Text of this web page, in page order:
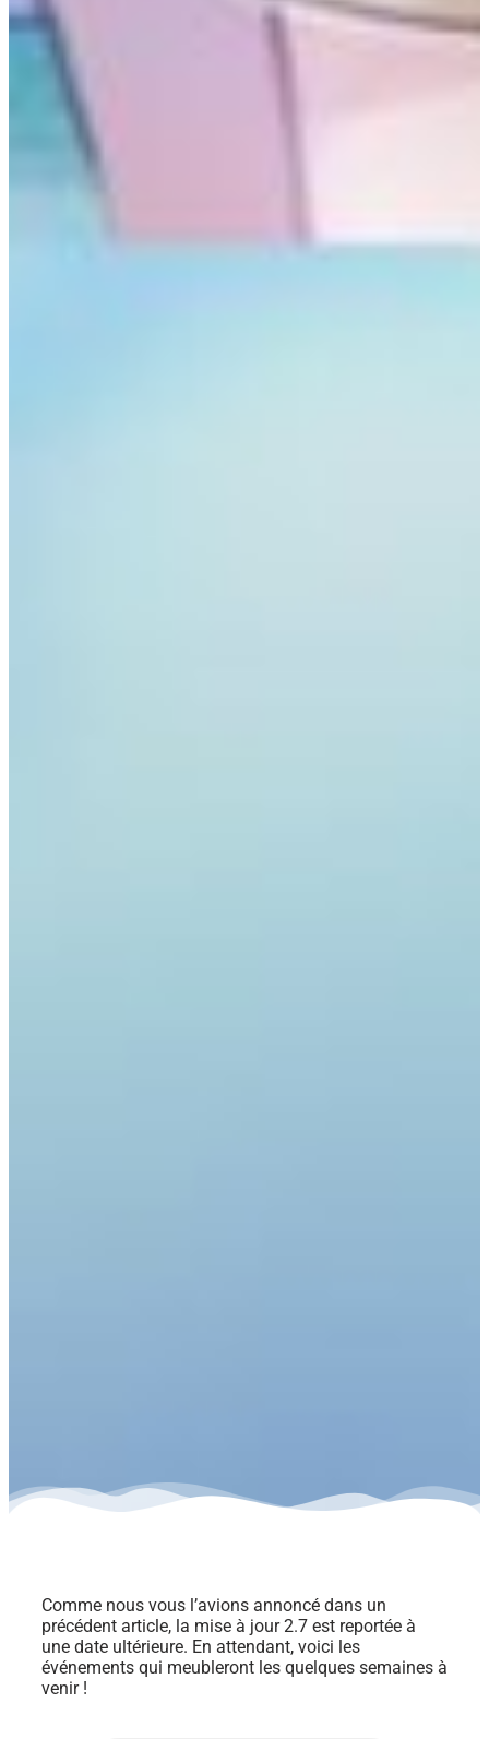
Comme nous vous l’avions annoncé dans un
précédent article, la mise à jour 2.7 est reportée à
une date ultérieure. En attendant, voici les
événements qui meubleront les quelques semaines à
venir !